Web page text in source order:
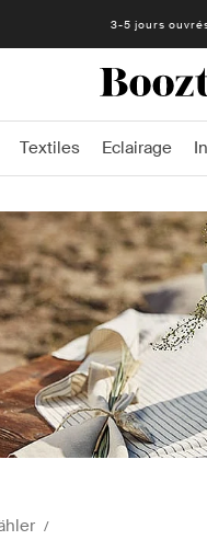
3-5 jours
Retours faciles - 30 jours -
Textiles Eclairage